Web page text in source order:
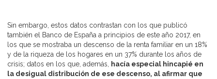
Sin embargo, estos datos contrastan con los que publicó
también el Banco de España a principios de este año 2017, en
los que se mostraba un descenso de la renta familiar en un 18%
y de la riqueza de los hogares en un 37% durante los años de
crisis; datos en los que, además,
hacía especial hincapié en
la desigual distribución de ese descenso, al afirmar que